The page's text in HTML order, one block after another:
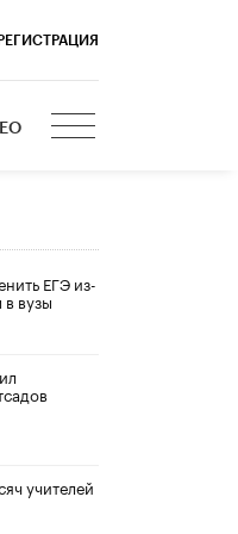
РЕГИСТРАЦИЯ
ЕГЭ из-
вузы
учителей